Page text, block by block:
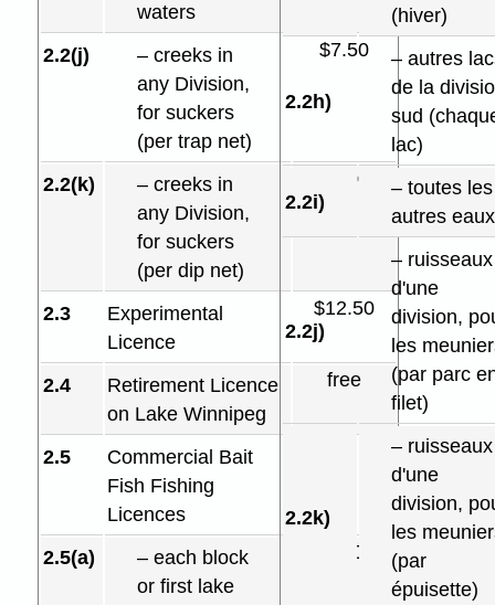
waters
2.2(j)
– creeks in
any Division,
for suckers
(per trap net)
$7.50
2.2(k)
– creeks in
any Division,
for suckers
(per dip net)
$5.00
2.3
Experimental
Licence
$12.50
2.4
Retirement Licence
on Lake Winnipeg
free
2.5
Commercial Bait
Fish Fishing
Licences
2.5(a)
– each block
or first lake
$57.00
(hiver)
2.2h)
– autres
de la
sud
lac)
2.2i)
– toutes les
autres eaux
2.2j)
– ruisseaux
d'une
division,
les
(par parc
filet)
2.2k)
– ruisseaux
d'une
division,
les
(par
épuisette)